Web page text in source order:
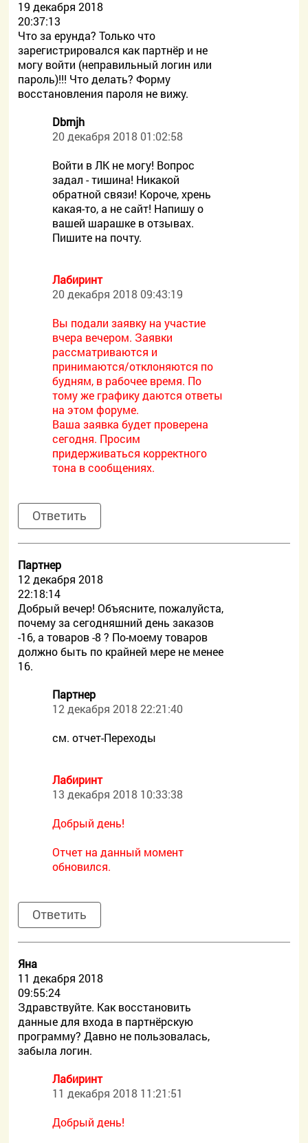
19 декабря 2018
20:37:13
Что за ерунда? Только что
зарегистрировался как партнёр и не
могу войти (неправильный логин или
пароль)!!! Что делать? Форму
восстановления пароля не вижу.
Dbrnjh
20 декабря 2018 01:02:58
Войти в ЛК не могу! Вопрос
задал - тишина! Никакой
обратной связи! Короче, хрень
какая-то, а не сайт! Напишу о
вашей шарашке в отзывах.
Пишите на почту.
Лабиринт
20 декабря 2018 09:43:19
Вы подали заявку на участие
вчера вечером. Заявки
рассматриваются и
принимаются/отклоняются по
будням, в рабочее время. По
тому же графику даются ответы
на этом форуме.
Ваша заявка будет проверена
сегодня. Просим
придерживаться корректного
тона в сообщениях.
Ответить
Партнер
12 декабря 2018
22:18:14
Добрый вечер! Объясните, пожалуйста,
почему за сегодняшний день заказов
-16, а товаров -8 ? По-моему товаров
должно быть по крайней мере не менее
16.
Партнер
12 декабря 2018 22:21:40
см. отчет-Переходы
Лабиринт
13 декабря 2018 10:33:38
Добрый день!
Отчет на данный момент
обновился.
Ответить
Яна
11 декабря 2018
09:55:24
Здравствуйте. Как восстановить
данные для входа в партнёрскую
программу? Давно не пользовалась,
забыла логин.
Лабиринт
11 декабря 2018 11:21:51
Добрый день!